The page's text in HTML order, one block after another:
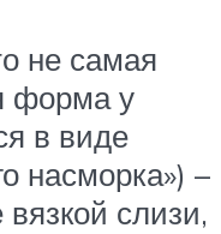
не самая
форма у
в виде
насморка») –
слизи,